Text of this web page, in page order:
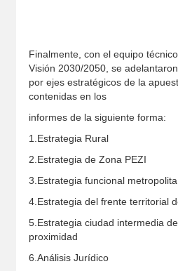
Finalmente, con el equipo
Visión 2030/2050, se
por ejes estratégicos de la
contenidas en los
informes de la siguiente forma:
1.Estrategia Rural
2.Estrategia de Zona PEZI
3.Estrategia funcional
4.Estrategia del frente territorial
5.Estrategia ciudad intermedia
proximidad
6.Análisis Jurídico